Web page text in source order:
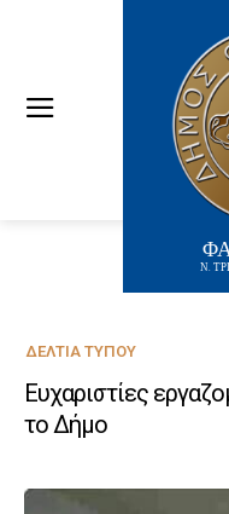
Ν.
ΔΕΛΤΊΑ ΤΎΠΟΥ
Ευχαριστίες
το Δήμο